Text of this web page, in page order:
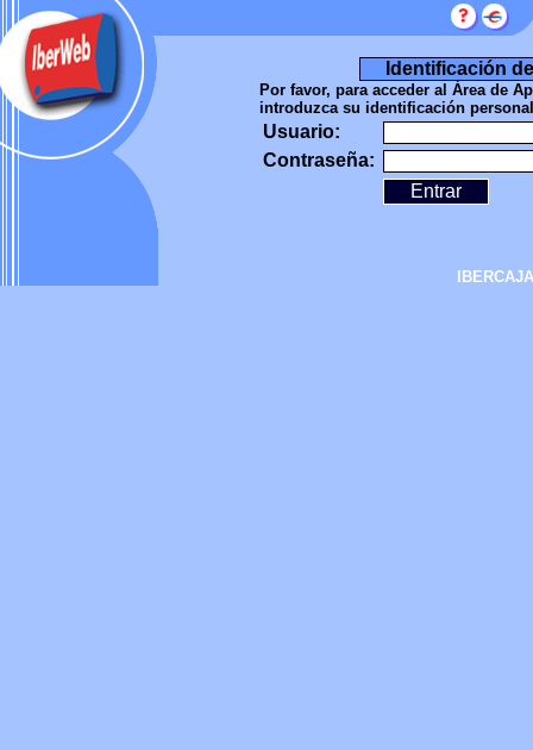
Identificación
Por favor, para acceder al Área de
introduzca su identificación
Usuario:
Contraseña: